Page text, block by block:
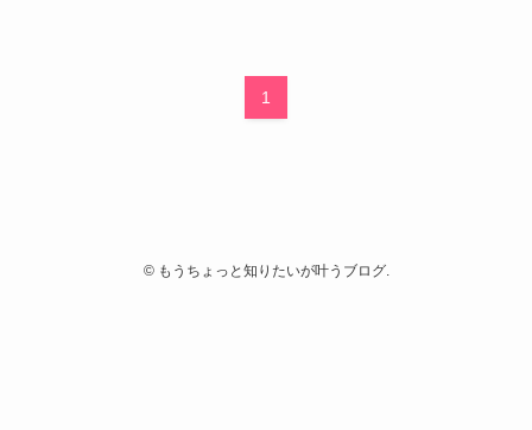
1
©もうちょっと知りたいが叶うブログ.